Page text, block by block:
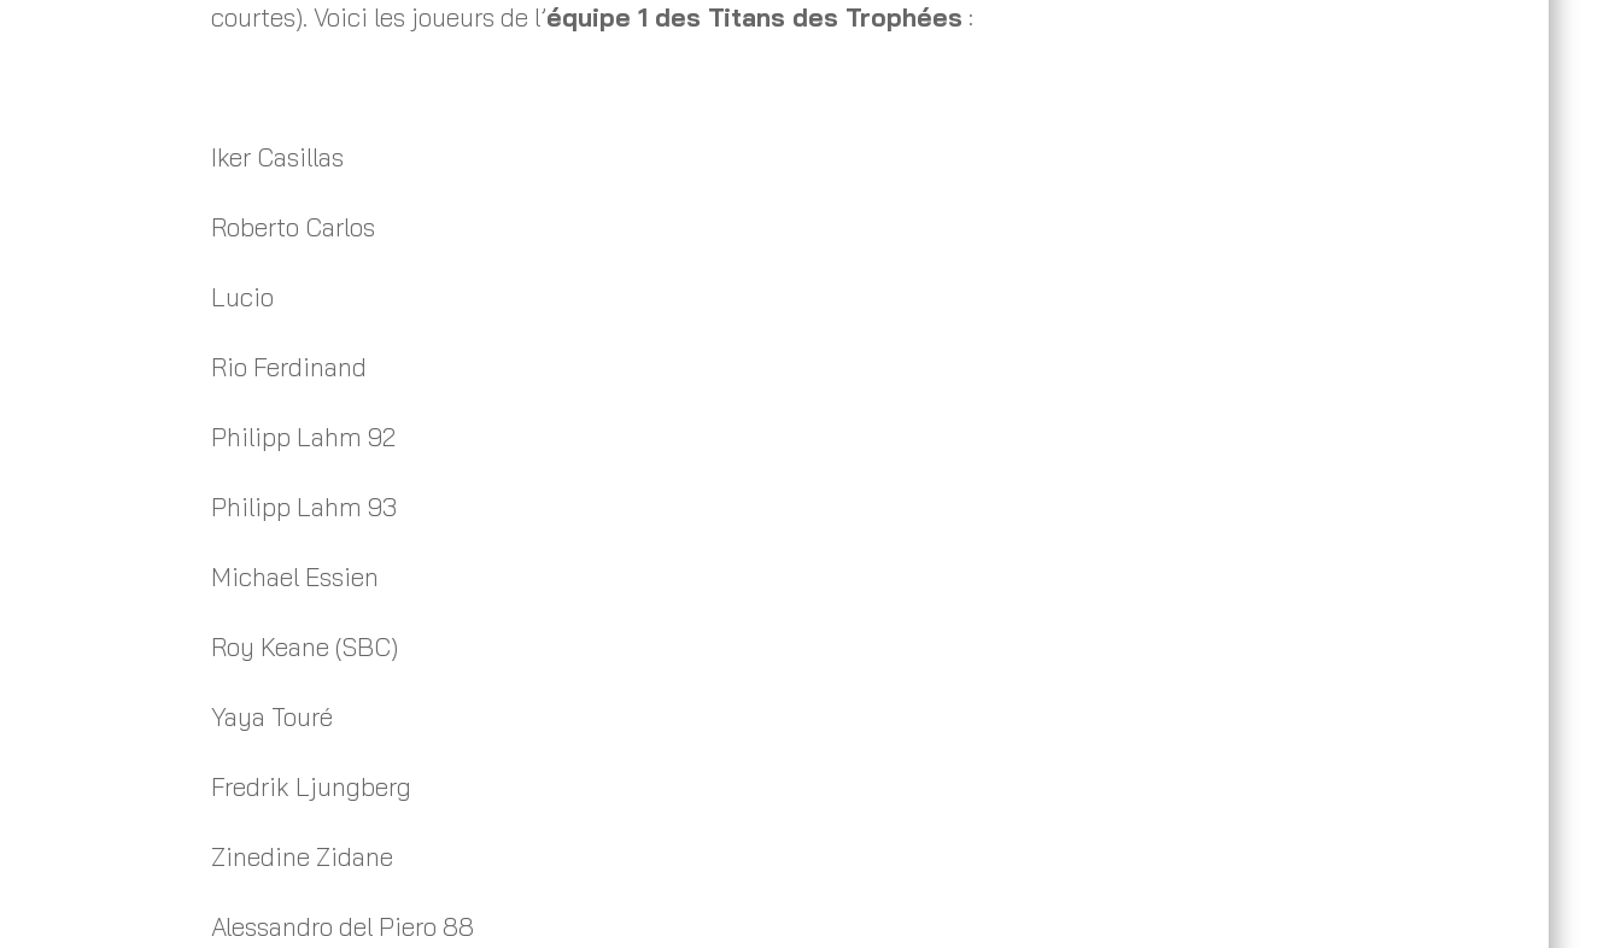
courtes). Voici les joueurs de l’équipe 1 des Titans des Trophées :
Iker Casillas
Roberto Carlos
Lucio
Rio Ferdinand
Philipp Lahm 92
Philipp Lahm 93
Michael Essien
Roy Keane (SBC)
Yaya Touré
Fredrik Ljungberg
Zinedine Zidane
Alessandro del Piero 88